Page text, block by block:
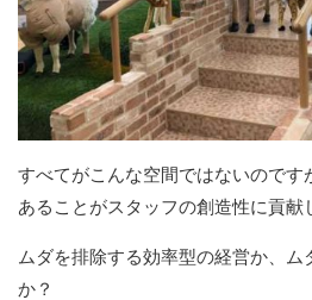
すべてがこんな空間ではないのです
あることがスタッフの創造性に貢献
ムダを排除する効率型の経営か、
か？